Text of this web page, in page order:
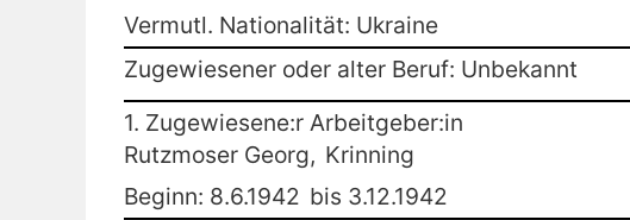
Vermutl. Nationalität: Ukraine
Zugewiesener oder alter Beruf: Unbekannt
1. Zugewiesene:r Arbeitgeber:in
Rutzmoser Georg, Krinning
Beginn: 8.6.1942 bis 3.12.1942